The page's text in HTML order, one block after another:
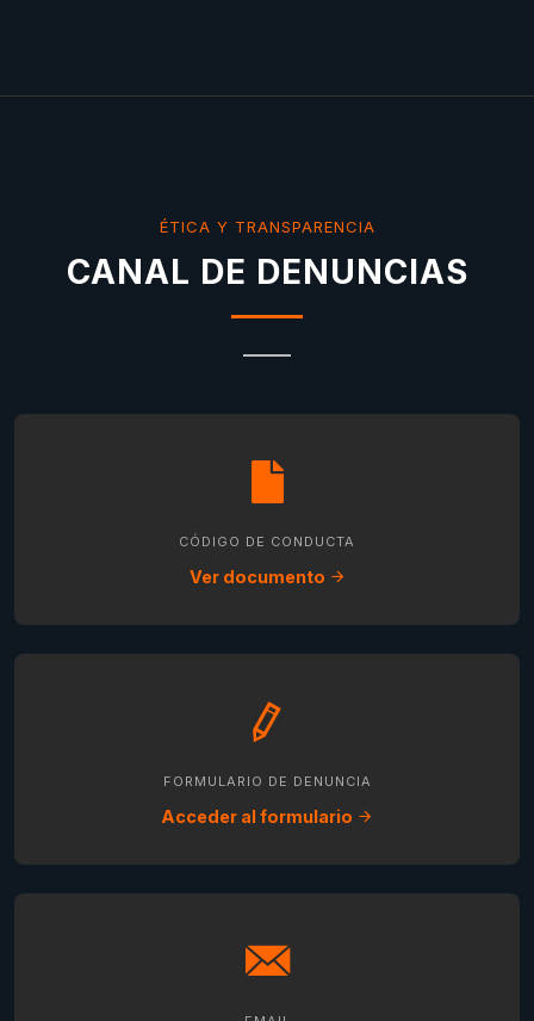
ÉTICA Y TRANSPARENCIA
CANAL DE DENUNCIAS
CÓDIGO DE CONDUCTA
Ver documento
FORMULARIO DE DENUNCIA
Acceder al formulario